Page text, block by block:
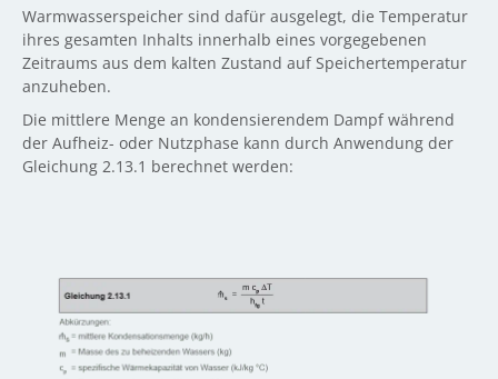
Warmwasserspeicher sind dafür ausgelegt, die Temperatur
ihres gesamten Inhalts innerhalb eines vorgegebenen
Zeitraums aus dem kalten Zustand auf Speichertemperatur
anzuheben.
Die mittlere Menge an kondensierendem Dampf während
der Aufheiz- oder Nutzphase kann durch Anwendung der
Gleichung 2.13.1 berechnet werden: